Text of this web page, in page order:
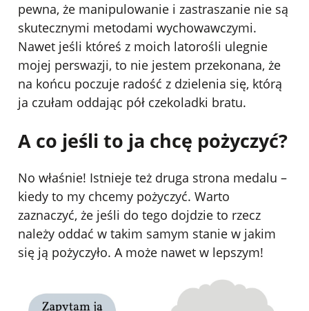
pewna, że manipulowanie i zastraszanie nie są
skutecznymi metodami wychowawczymi.
Nawet jeśli któreś z moich latorośli ulegnie
mojej perswazji, to nie jestem przekonana, że
na końcu poczuje radość z dzielenia się, którą
ja czułam oddając pół czekoladki bratu.
A co jeśli to ja chcę pożyczyć?
No właśnie! Istnieje też druga strona medalu –
kiedy to my chcemy pożyczyć. Warto
zaznaczyć, że jeśli do tego dojdzie to rzecz
należy oddać w takim samym stanie w jakim
się ją pożyczyło. A może nawet w lepszym!